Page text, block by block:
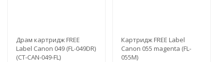
Драм картридж FREE
Label Canon 049 (FL-049DR)
(CT-CAN-049-FL)
Картридж FREE Label
Canon 055 magenta (FL-
055M)